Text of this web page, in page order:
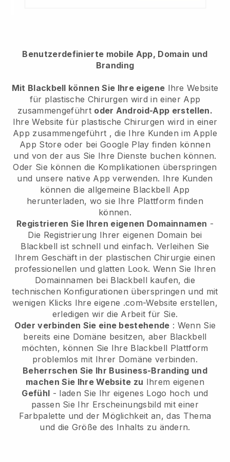
Benutzerdefinierte mobile App, Domain und
Branding
Mit Blackbell können Sie Ihre eigene Ihre Website
für plastische Chirurgen wird in einer App
zusammengeführt oder Android-App erstellen.
Ihre Website für plastische Chirurgen wird in einer
App zusammengeführt , die Ihre Kunden im Apple
App Store oder bei Google Play finden können
und von der aus Sie Ihre Dienste buchen können.
Oder Sie können die Komplikationen überspringen
und unsere native App verwenden. Ihre Kunden
können die allgemeine Blackbell App
herunterladen, wo sie Ihre Plattform finden
können.
Registrieren Sie Ihren eigenen Domainnamen -
Die Registrierung Ihrer eigenen Domain bei
Blackbell ist schnell und einfach. Verleihen Sie
Ihrem Geschäft in der plastischen Chirurgie einen
professionellen und glatten Look. Wenn Sie Ihren
Domainnamen bei Blackbell kaufen, die
technischen Konfigurationen überspringen und mit
wenigen Klicks Ihre eigene .com-Website erstellen,
erledigen wir die Arbeit für Sie.
Oder verbinden Sie eine bestehende : Wenn Sie
bereits eine Domäne besitzen, aber Blackbell
möchten, können Sie Ihre Blackbell Plattform
problemlos mit Ihrer Domäne verbinden.
Beherrschen Sie Ihr Business-Branding und
machen Sie Ihre Website zu Ihrem eigenen
Gefühl - laden Sie Ihr eigenes Logo hoch und
passen Sie Ihr Erscheinungsbild mit einer
Farbpalette und der Möglichkeit an, das Thema
und die Größe des Inhalts zu ändern.